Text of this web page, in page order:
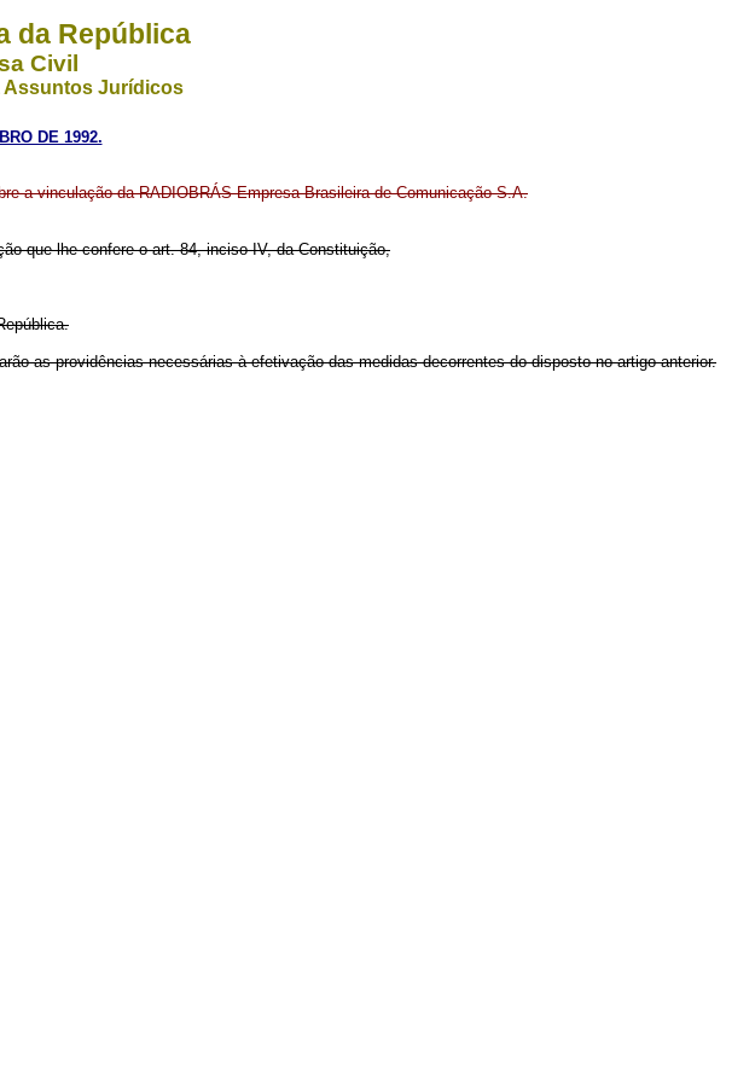
da República
Civil
Assuntos Jurídicos
DE 1992.
a vinculação da RADIOBRÁS Empresa Brasileira de Comunicação S.A.
que lhe confere o art. 84, inciso IV, da Constituição,
as providências necessárias à efetivação das medidas decorrentes do disposto no artigo anterior.